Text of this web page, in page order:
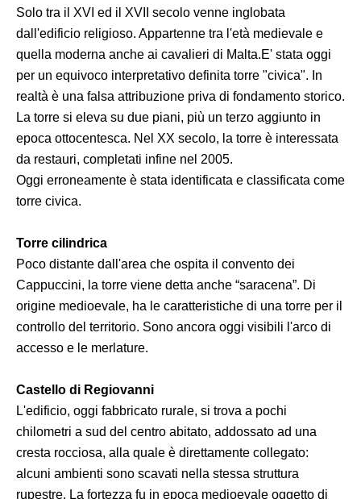
Solo tra il XVI ed il XVII secolo venne inglobata
dall'edificio religioso. Appartenne tra l'età medievale e
quella moderna anche ai cavalieri di Malta.E' stata oggi
per un equivoco interpretativo definita torre "civica". In
realtà è una falsa attribuzione priva di fondamento storico.
La torre si eleva su due piani, più un terzo aggiunto in
epoca ottocentesca. Nel XX secolo, la torre è interessata
da restauri, completati infine nel 2005.
Oggi erroneamente è stata identificata e classificata come
torre civica.
Torre cilindrica
Poco distante dall'area che ospita il convento dei
Cappuccini, la torre viene detta anche “saracena”. Di
origine medioevale, ha le caratteristiche di una torre per il
controllo del territorio. Sono ancora oggi visibili l'arco di
accesso e le merlature.
Castello di Regiovanni
L'edificio, oggi fabbricato rurale, si trova a pochi
chilometri a sud del centro abitato, addossato ad una
cresta rocciosa, alla quale è direttamente collegato:
alcuni ambienti sono scavati nella stessa struttura
rupestre. La fortezza fu in epoca medioevale oggetto di